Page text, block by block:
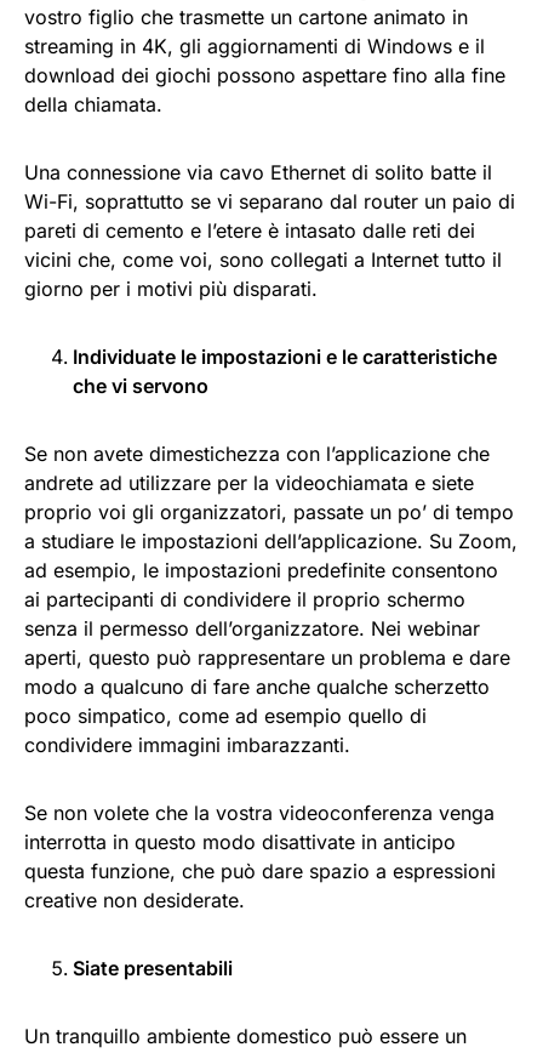
vostro figlio che trasmette un cartone animato in
streaming in 4K, gli aggiornamenti di Windows e il
download dei giochi possono aspettare fino alla fine
della chiamata.
Una connessione via cavo Ethernet di solito batte il
Wi-Fi, soprattutto se vi separano dal router un paio di
pareti di cemento e l’etere è intasato dalle reti dei
vicini che, come voi, sono collegati a Internet tutto il
giorno per i motivi più disparati.
Individuate le impostazioni e le caratteristiche
che vi servono
Se non avete dimestichezza con l’applicazione che
andrete ad utilizzare per la videochiamata e siete
proprio voi gli organizzatori, passate un po’ di tempo
a studiare le impostazioni dell’applicazione. Su Zoom,
ad esempio, le impostazioni predefinite consentono
ai partecipanti di condividere il proprio schermo
senza il permesso dell’organizzatore. Nei webinar
aperti, questo può rappresentare un problema e dare
modo a qualcuno di fare anche qualche scherzetto
poco simpatico, come ad esempio quello di
condividere immagini imbarazzanti.
Se non volete che la vostra videoconferenza venga
interrotta in questo modo disattivate in anticipo
questa funzione, che può dare spazio a espressioni
creative non desiderate.
Siate presentabili
Un tranquillo ambiente domestico può essere un